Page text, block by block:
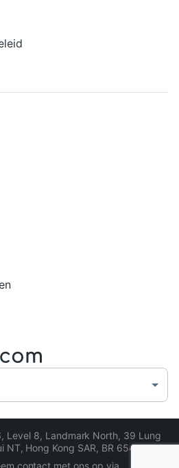
Level 8, Landmark North, 39 Lung
NT, Hong Kong SAR, BR 65413206
contact met ons op via